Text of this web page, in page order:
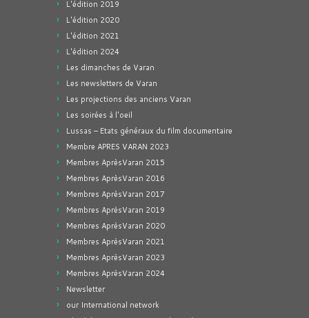
L'édition 2019
L'édition 2020
L'édition 2021
L'édition 2024
Les dimanches de Varan
Les newsletters de Varan
Les projections des anciens Varan
Les soirées à l'oeil
Lussas – Etats généraux du film documentaire
Membre APRES VARAN 2023
Membres AprèsVaran 2015
Membres AprèsVaran 2016
Membres AprèsVaran 2017
Membres AprèsVaran 2019
Membres AprèsVaran 2020
Membres AprèsVaran 2021
Membres AprèsVaran 2023
Membres AprèsVaran 2024
Newsletter
our International network